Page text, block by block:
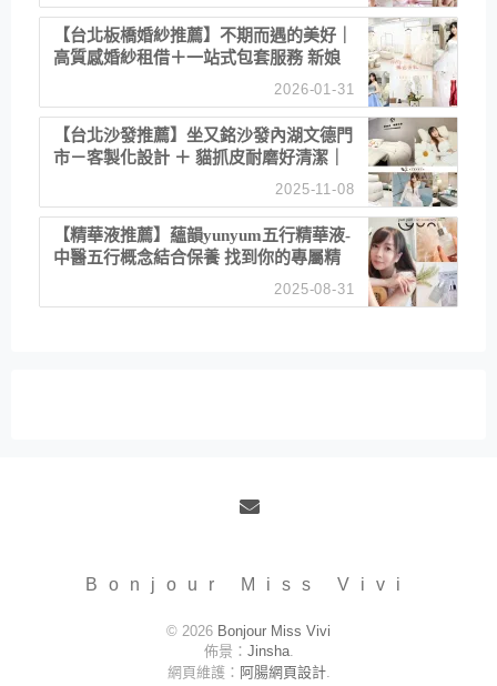
【台北板橋婚紗推薦】不期而遇的美好｜
高質感婚紗租借＋一站式包套服務 新娘
2026-01-31
【台北沙發推薦】坐又銘沙發內湖文德門
市－客製化設計 ＋ 貓抓皮耐磨好清潔｜
直營直銷、價格透明 高CP值打造夢想
居家風格
2025-11-08
【精華液推薦】蘊韻yunyum五行精華液-
中醫五行概念結合保養 找到你的專屬精
華！ 水㊀土㊀就選「潤・賦精華」維持
肌膚剛剛好的平衡
2025-08-31
Bonjour Miss Vivi
© 2026 Bonjour Miss Vivi
佈景： Jinsha.
網頁維護： 阿腸網頁設計.